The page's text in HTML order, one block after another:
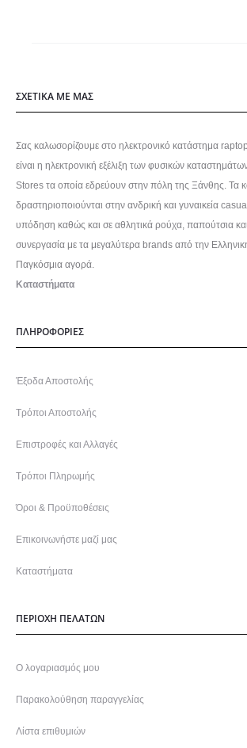
ΣΧΕΤΙΚΑ ΜΕ ΜΑΣ
Σας καλωσορίζουμε στο ηλεκτρονικό κατάστημα
είναι η ηλεκτρονική εξέλιξη των φυσικών
Stores τα οποία εδρεύουν στην πόλη της Ξάνθης. Τα
δραστηριοποιούνται στην ανδρική και γυναικεία
υπόδηση καθώς και σε αθλητικά ρούχα, παπούτσια
συνεργασία με τα μεγαλύτερα brands από την
Παγκόσμια αγορά.
Καταστήματα
ΠΛΗΡΟΦΟΡΙΕΣ
Έξοδα Αποστολής
Τρόποι Αποστολής
Επιστροφές και Αλλαγές
Τρόποι Πληρωμής
Όροι & Προϋποθέσεις
Επικοινωνήστε μαζί μας
Καταστήματα
ΠΕΡΙΟΧΗ ΠΕΛΑΤΩΝ
Ο λογαριασμός μου
Παρακολούθηση παραγγελίας
Λίστα επιθυμιών